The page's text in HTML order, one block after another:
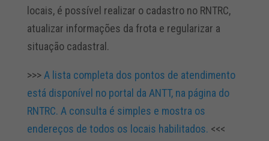
locais, é possível realizar o cadastro no RNTRC,
atualizar informações da frota e regularizar a
situação cadastral.
>>>A lista completa dos pontos de atendimento
está disponível no portal da ANTT, na página do
RNTRC. A consulta é simples e mostra os
endereços de todos os locais habilitados. <<<